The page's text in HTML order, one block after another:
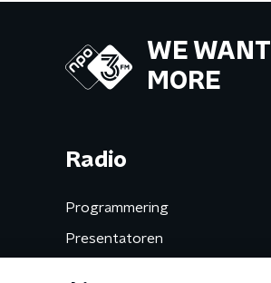
WE WANT
MORE
Radio
Programmering
Presentatoren